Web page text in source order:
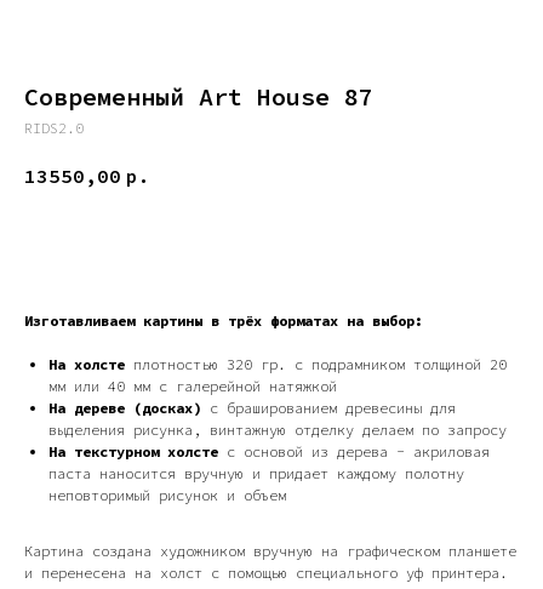
Современный Art House 87
RIDS2.0
13550,00 р.
Изготавливаем картины в трёх форматах на выбор:
На холсте плотностью 320 гр. с подрамником толщиной 20
мм или 40 мм с галерейной натяжкой
На дереве (досках) с брашированием древесины для
выделения рисунка, винтажную отделку делаем по запросу
На текстурном холсте с основой из дерева - акриловая
паста наносится вручную и придает каждому полотну
неповторимый рисунок и объем
Картина создана художником вручную на графическом планшете
и перенесена на холст с помощью специального уф принтера.